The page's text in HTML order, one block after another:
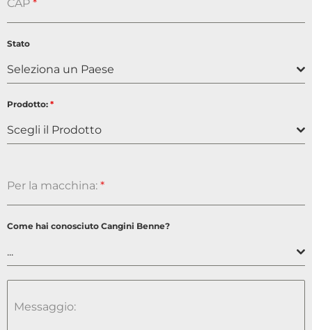
CAP *
Stato
Seleziona un Paese
Prodotto: *
Scegli il Prodotto
Per la macchina: *
Come hai conosciuto Cangini Benne?
...
Messaggio: